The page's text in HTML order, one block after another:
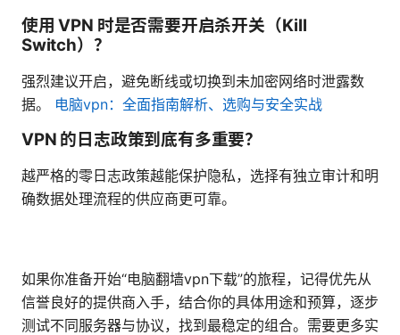
使用 VPN 时是否需要开启杀开关（Kill
Switch）？
强烈建议开启，避免断线或切换到未加密网络时泄露数
据。 电脑vpn：全面指南解析、选购与安全实战
VPN 的日志政策到底有多重要？
越严格的零日志政策越能保护隐私，选择有独立审计和明
确数据处理流程的供应商更可靠。
如果你准备开始“电脑翻墙vpn下载”的旅程，记得优先从
信誉良好的提供商入手，结合你的具体用途和预算，逐步
测试不同服务器与协议，找到最稳定的组合。需要更多实